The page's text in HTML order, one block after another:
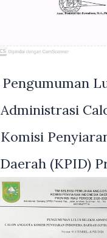
Pengumuman
Administrasi
Komisi
Daerah (KPID)